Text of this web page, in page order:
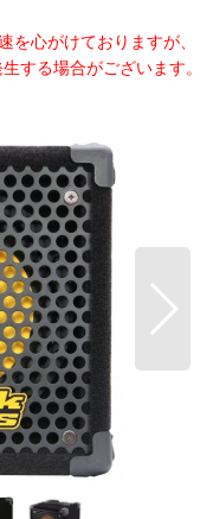
心がけておりますが、
する場合がございます。